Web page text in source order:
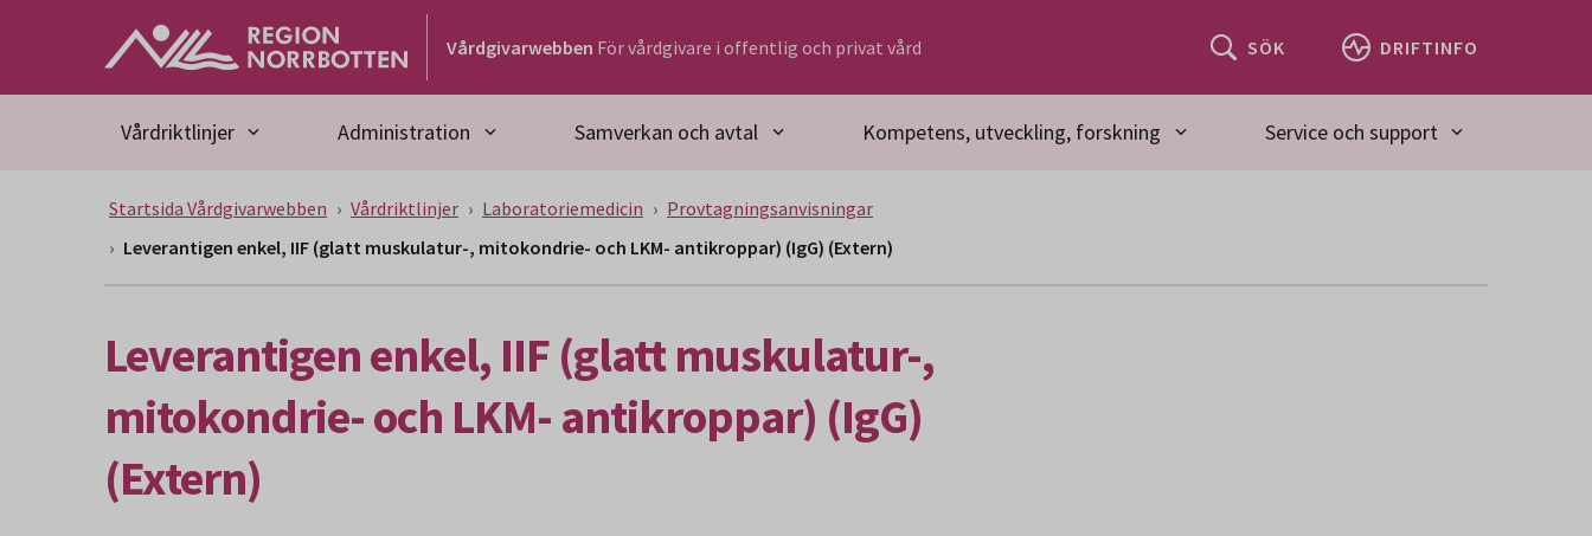
Gå till huvudmeny
Gå till övergripande innehåll
Vårdgivarwebben För vårdgivare i offentlig och privat vård SÖK DRIFTINFO
Vårdriktlinjer Administration Samverkan och avtal Kompetens, utveckling, forskning Service och support
Startsida Vårdgivarwebben Vårdriktlinjer Laboratoriemedicin
Provtagningsanvisningar
Leverantigen enkel, IIF (glatt muskulatur-, mitokondrie- och LKM- antikroppar) (IgG) (Extern)
Leverantigen enkel, IIF (glatt muskulatur-,
mitokondrie- och LKM- antikroppar) (IgG)
(Extern)